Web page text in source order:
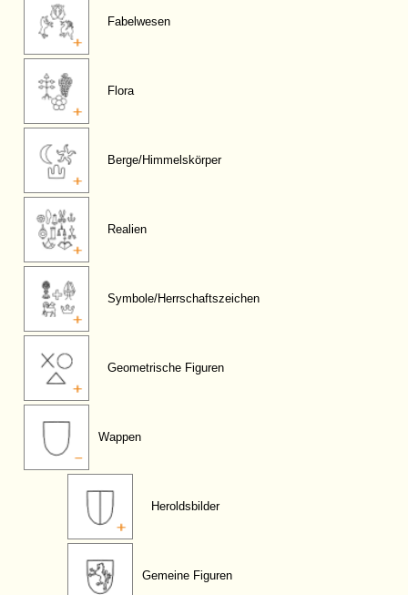
Fabelwesen
Flora
Berge/Himmelskörper
Realien
Symbole/Herrschaftszeichen
Geometrische Figuren
Wappen
Heroldsbilder
Gemeine Figuren